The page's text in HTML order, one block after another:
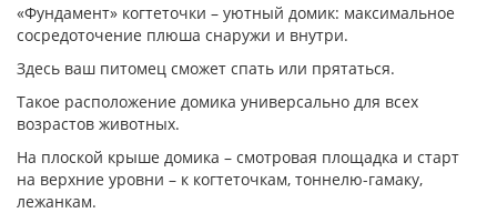
«Фундамент» когтеточки – уютный домик: максимальное
сосредоточение плюша снаружи и внутри.
Здесь ваш питомец сможет спать или прятаться.
Такое расположение домика универсально для всех
возрастов животных.
На плоской крыше домика – смотровая площадка и старт
на верхние уровни – к когтеточкам, тоннелю-гамаку,
лежанкам.